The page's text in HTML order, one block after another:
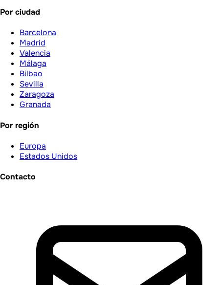
Por ciudad
Barcelona
Madrid
Valencia
Málaga
Bilbao
Sevilla
Zaragoza
Granada
Por región
Europa
Estados Unidos
Contacto